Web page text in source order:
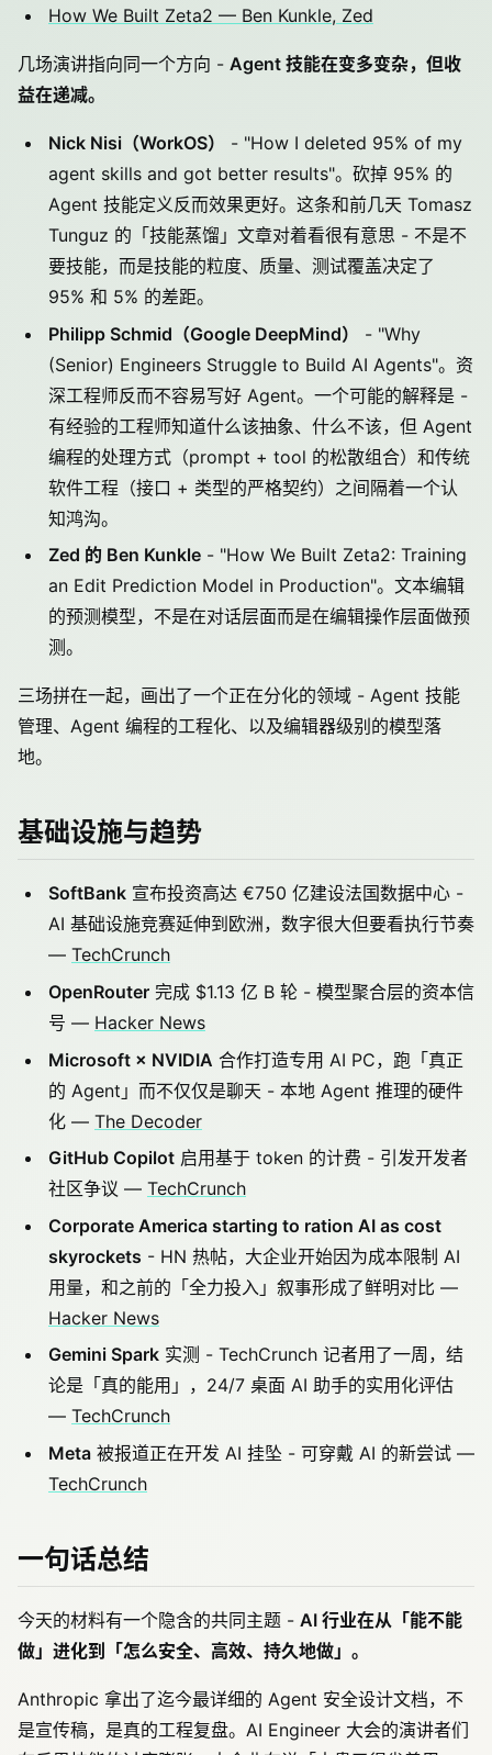
How We Built Zeta2 — Ben Kunkle, Zed
几场演讲指向同一个方向 - Agent 技能在变多变杂，但收
益在递减。
Nick Nisi（WorkOS）
- "How I deleted 95% of my
agent skills and got better results"。砍掉 95% 的
Agent 技能定义反而效果更好。这条和前几天 Tomasz
Tunguz 的「技能蒸馏」文章对着看很有意思 - 不是不
要技能，而是技能的粒度、质量、测试覆盖决定了
95% 和 5% 的差距。
Philipp Schmid（Google DeepMind）
- "Why
(Senior) Engineers Struggle to Build AI Agents"。资
深工程师反而不容易写好 Agent。一个可能的解释是 -
有经验的工程师知道什么该抽象、什么不该，但 Agent
编程的处理方式（prompt + tool 的松散组合）和传统
软件工程（接口 + 类型的严格契约）之间隔着一个认
知鸿沟。
Zed 的 Ben Kunkle - "How We Built Zeta2: Training
an Edit Prediction Model in Production"。文本编辑
的预测模型，不是在对话层面而是在编辑操作层面做预
测。
三场拼在一起，画出了一个正在分化的领域 - Agent 技能
管理、Agent 编程的工程化、以及编辑器级别的模型落
地。
基础设施与趋势
SoftBank 宣布投资高达 €750 亿建设法国数据中心 -
AI 基础设施竞赛延伸到欧洲，数字很大但要看执行节奏
— TechCrunch
OpenRouter 完成 $1.13 亿 B 轮 - 模型聚合层的资本信
号 — Hacker News
Microsoft × NVIDIA 合作打造专用 AI PC，跑「真正
的 Agent」而不仅仅是聊天 - 本地 Agent 推理的硬件
化 — The Decoder
GitHub Copilot 启用基于 token 的计费 - 引发开发者
社区争议 — TechCrunch
Corporate America starting to ration AI as cost
skyrockets - HN 热帖，大企业开始因为成本限制 AI
用量，和之前的「全力投入」叙事形成了鲜明对比 —
Hacker News
Gemini Spark 实测 - TechCrunch 记者用了一周，结
论是「真的能用」，24/7 桌面 AI 助手的实用化评估
— TechCrunch
Meta 被报道正在开发 AI 挂坠 - 可穿戴 AI 的新尝试 —
TechCrunch
一句话总结
今天的材料有一个隐含的共同主题 - AI 行业在从「能不能
做」进化到「怎么安全、高效、持久地做」。
Anthropic 拿出了迄今最详细的 Agent 安全设计文档，不
是宣传稿，是真的工程复盘。AI Engineer 大会的演讲者们